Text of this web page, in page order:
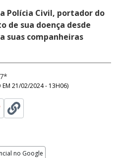
Polícia Civil, portador do
de sua doença desde
suas companheiras
21/02/2024 - 13H06)
no Google